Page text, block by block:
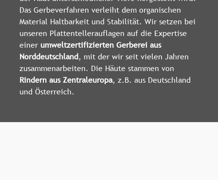
Das Gerbeverfahren verleiht dem organischen
Material Haltbarkeit und Stabilität. Wir setzen bei
unseren Plattentellerauflagen auf die Expertise
einer umweltzertifizierten Gerberei aus
Norddeutschland, mit der wir seit vielen Jahren
zusammenarbeiten. Die Häute stammen von
Rindern aus Zentraleuropa, z.B. aus Deutschland
und Österreich.